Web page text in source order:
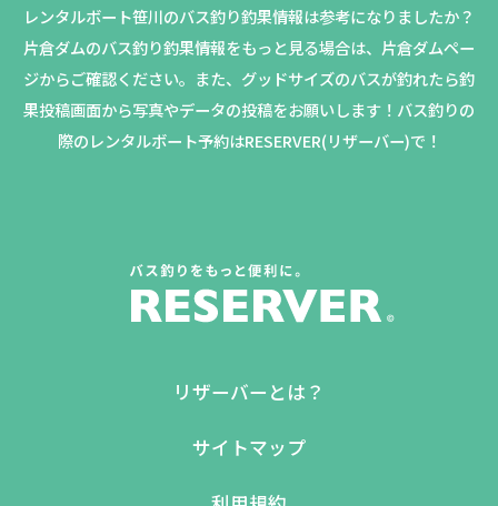
レンタルボート笹川のバス釣り釣果情報は参考になりましたか？
片倉ダムのバス釣り釣果情報をもっと見る場合は、片倉ダムペー
ジからご確認ください。 また、グッドサイズのバスが釣れたら釣
果投稿画面から写真やデータの投稿をお願いします！バス釣りの
際のレンタルボート予約はRESERVER(リザーバー)で！
リザーバーとは？
サイトマップ